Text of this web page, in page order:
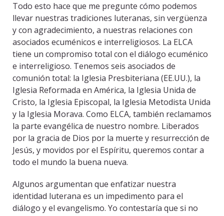
Todo esto hace que me pregunte cómo podemos
llevar nuestras tradiciones luteranas, sin vergüenza
y con agradecimiento, a nuestras relaciones con
asociados ecuménicos e interreligiosos. La ELCA
tiene un compromiso total con el diálogo ecuménico
e interreligioso. Tenemos seis asociados de
comunión total: la Iglesia Presbiteriana (EE.UU.), la
Iglesia Reformada en América, la Iglesia Unida de
Cristo, la Iglesia Episcopal, la Iglesia Metodista Unida
y la Iglesia Morava. Como ELCA, también reclamamos
la parte evangélica de nuestro nombre. Liberados
por la gracia de Dios por la muerte y resurrección de
Jesús, y movidos por el Espíritu, queremos contar a
todo el mundo la buena nueva.
Algunos argumentan que enfatizar nuestra
identidad luterana es un impedimento para el
diálogo y el evangelismo. Yo contestaría que si no